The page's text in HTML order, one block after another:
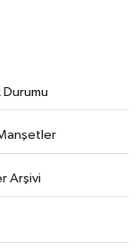
Durumu
Arşivi